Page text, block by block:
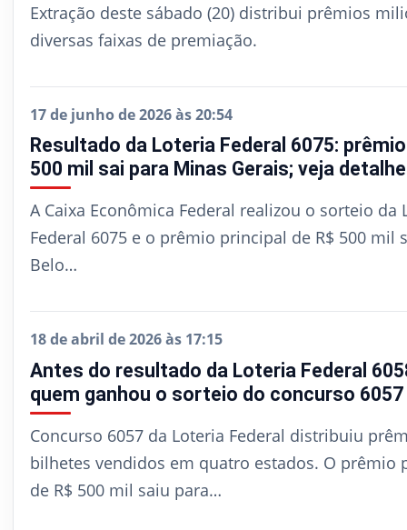
Extração deste sábado (20) distribui prêmios
diversas faixas de premiação.
17 de junho de 2026 às 20:54
Resultado da Loteria Federal 6075: prêmio
500 mil sai para Minas Gerais; veja
A Caixa Econômica Federal realizou o sorteio da
Federal 6075 e o prêmio principal de R$ 500 mil
Belo…
18 de abril de 2026 às 17:15
Antes do resultado da Loteria Federal
quem ganhou o sorteio do concurso 6057
Concurso 6057 da Loteria Federal distribuiu
bilhetes vendidos em quatro estados. O prêmio
de R$ 500 mil saiu para…